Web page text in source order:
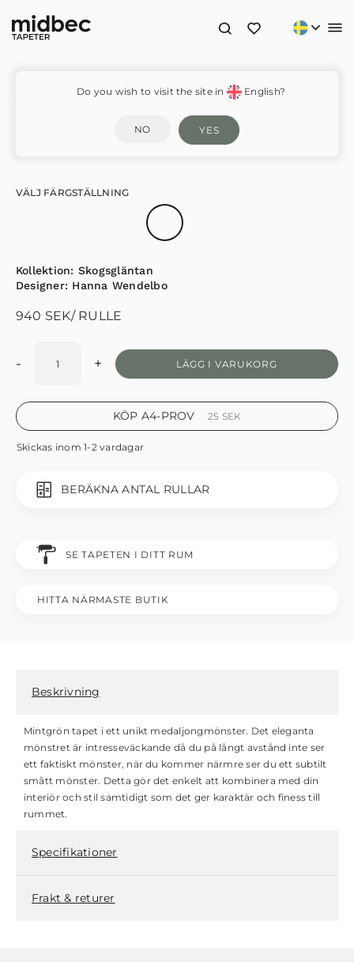
Athena – 15916
Kollektion: Skogsgläntan
Designer: Hanna Wendelbo
VÄLJ FÄRGSTÄLLNING
940 SEK/ RULLE
- + LÄGG I VARUKORG
Skickas inom 1-2 vardagar
BERÄKNA ANTAL RULLAR
KÖP A4-PROV 25 SEK
SE TAPETEN I DITT RUM
HITTA NÄRMASTE BUTIK
Beskrivning
Mintgrön tapet i ett unikt medaljongmönster. Det eleganta
mönstret är intresseväckande då du på långt avstånd inte ser
ett faktiskt mönster, när du kommer närmre ser du ett subtilt
smått mönster. Detta gör det enkelt att kombinera med din
interiör och stil samtidigt som det ger karaktär och finess till
rummet.
Specifikationer
Frakt & returer
Do you wish to visit the site in English?
NO YES